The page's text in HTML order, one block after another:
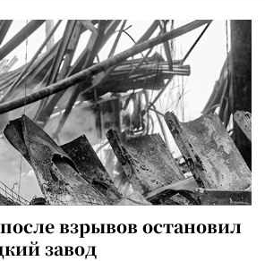
взрывов остановил
завод